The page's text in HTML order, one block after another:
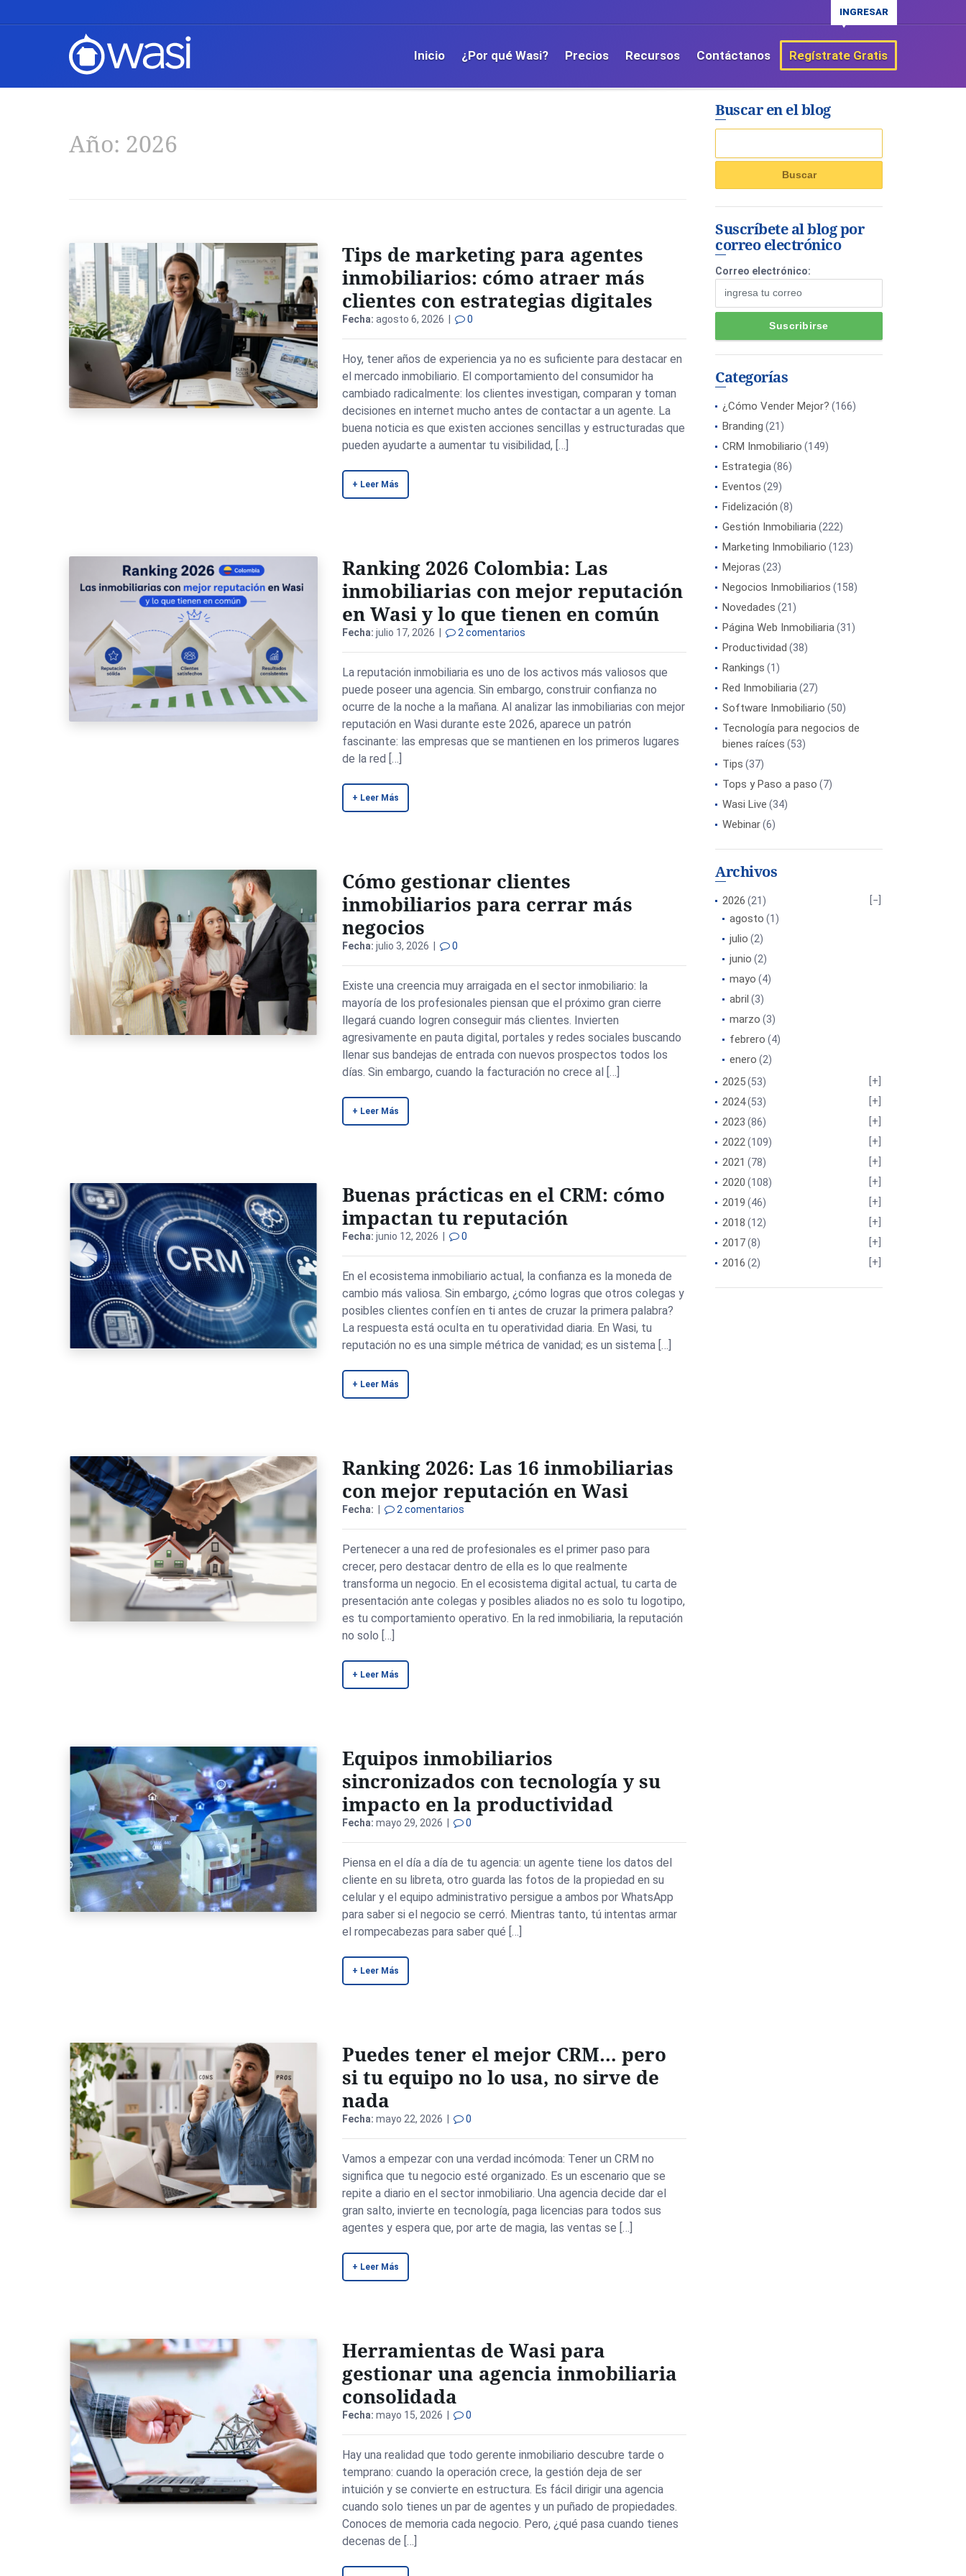
INGRESAR
Inicio ¿Por qué Wasi? Precios Recursos Contáctanos Regístrate Gratis
Año: 2026
Tips de marketing para agentes
inmobiliarios: cómo atraer más
clientes con estrategias digitales
Fecha: agosto 6, 2026 | 0
Hoy, tener años de experiencia ya no es suficiente para destacar en
el mercado inmobiliario. El comportamiento del consumidor ha
cambiado radicalmente: los clientes investigan, comparan y toman
decisiones en internet mucho antes de contactar a un agente. La
buena noticia es que existen acciones sencillas y estructuradas que
pueden ayudarte a aumentar tu visibilidad, […]
+ Leer Más
Ranking 2026 Colombia: Las
inmobiliarias con mejor reputación
en Wasi y lo que tienen en común
Fecha: julio 17, 2026 | 2 comentarios
La reputación inmobiliaria es uno de los activos más valiosos que
puede poseer una agencia. Sin embargo, construir confianza no
ocurre de la noche a la mañana. Al analizar las inmobiliarias con mejor
reputación en Wasi durante este 2026, aparece un patrón
fascinante: las empresas que se mantienen en los primeros lugares
de la red […]
+ Leer Más
Cómo gestionar clientes
inmobiliarios para cerrar más
negocios
Fecha: julio 3, 2026 | 0
Existe una creencia muy arraigada en el sector inmobiliario: la
mayoría de los profesionales piensan que el próximo gran cierre
llegará cuando logren conseguir más clientes. Invierten
agresivamente en pauta digital, portales y redes sociales buscando
llenar sus bandejas de entrada con nuevos prospectos todos los
días. Sin embargo, cuando la facturación no crece al […]
+ Leer Más
Buenas prácticas en el CRM: cómo
impactan tu reputación
Fecha: junio 12, 2026 | 0
En el ecosistema inmobiliario actual, la confianza es la moneda de
cambio más valiosa. Sin embargo, ¿cómo logras que otros colegas y
posibles clientes confíen en ti antes de cruzar la primera palabra?
La respuesta está oculta en tu operatividad diaria. En Wasi, tu
reputación no es una simple métrica de vanidad; es un sistema […]
+ Leer Más
Ranking 2026: Las 16 inmobiliarias
con mejor reputación en Wasi
Fecha: | 2 comentarios
Pertenecer a una red de profesionales es el primer paso para
crecer, pero destacar dentro de ella es lo que realmente
transforma un negocio. En el ecosistema digital actual, tu carta de
presentación ante colegas y posibles aliados no es solo tu logotipo,
es tu comportamiento operativo. En la red inmobiliaria, la reputación
no solo […]
+ Leer Más
Equipos inmobiliarios
sincronizados con tecnología y su
impacto en la productividad
Fecha: mayo 29, 2026 | 0
Piensa en el día a día de tu agencia: un agente tiene los datos del
cliente en su libreta, otro guarda las fotos de la propiedad en su
celular y el equipo administrativo persigue a ambos por WhatsApp
para saber si el negocio se cerró. Mientras tanto, tú intentas armar
el rompecabezas para saber qué […]
+ Leer Más
Puedes tener el mejor CRM… pero
si tu equipo no lo usa, no sirve de
nada
Fecha: mayo 22, 2026 | 0
Vamos a empezar con una verdad incómoda: Tener un CRM no
significa que tu negocio esté organizado. Es un escenario que se
repite a diario en el sector inmobiliario. Una agencia decide dar el
gran salto, invierte en tecnología, paga licencias para todos sus
agentes y espera que, por arte de magia, las ventas se […]
+ Leer Más
Herramientas de Wasi para
gestionar una agencia inmobiliaria
consolidada
Fecha: mayo 15, 2026 | 0
Hay una realidad que todo gerente inmobiliario descubre tarde o
temprano: cuando la operación crece, la gestión deja de ser
intuición y se convierte en estructura. Es fácil dirigir una agencia
cuando solo tienes un par de agentes y un puñado de propiedades.
Conoces de memoria cada negocio. Pero, ¿qué pasa cuando tienes
decenas de […]
Buscar en el blog
Suscríbete al blog por
correo electrónico
Correo electrónico:
Categorías
¿Cómo Vender Mejor? (166)
Branding (21)
CRM Inmobiliario (149)
Estrategia(86)
Eventos (29)
Fidelización (8)
Gestión Inmobiliaria(222)
Marketing Inmobiliario (123)
Mejoras (23)
Negocios Inmobiliarios (158)
Novedades (21)
Página Web Inmobiliaria(31)
Productividad (38)
Rankings (1)
Red Inmobiliaria(27)
Software Inmobiliario (50)
Tecnología para negocios de
bienes raíces (53)
Tips (37)
Tops y Paso a paso (7)
Wasi Live (34)
Webinar(6)
Archivos
2026 (21)
agosto (1)
julio (2)
junio (2)
mayo (4)
abril (3)
marzo (3)
febrero (4)
enero (2)
2025(53)
2024(53)
2023 (86)
2022(109)
2021 (78)
2020 (108)
2019 (46)
2018 (12)
2017(8)
2016 (2)